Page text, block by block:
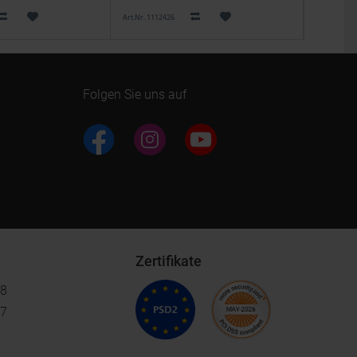
Art.Nr. 1112426
Folgen Sie uns auf
Zertifikate